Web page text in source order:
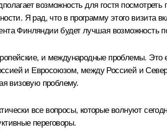
возможность для гостя
Я рад, что в программу этого
Финляндии будет лучшая возможность
и международные проблемы.
и Евросоюзом, между Россией и
визовую проблему.
все вопросы, которые волнуют
переговоры.